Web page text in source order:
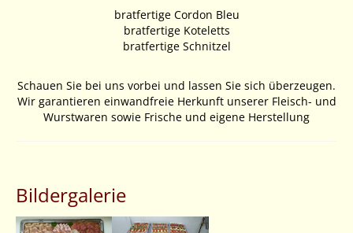
bratfertige Cordon Bleu
bratfertige Koteletts
bratfertige Schnitzel
Schauen Sie bei uns vorbei und lassen Sie sich überzeugen.
Wir garantieren einwandfreie Herkunft unserer Fleisch- und
Wurstwaren sowie Frische und eigene Herstellung
Bildergalerie